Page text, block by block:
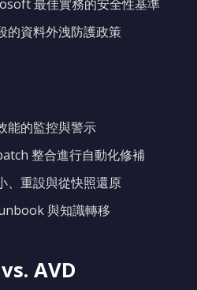
最佳實務的安全性基準
的資料外洩防護政策
能的監控與警示
整合進行自動化修補
、重設與從快照還原
與知識轉移
AVD